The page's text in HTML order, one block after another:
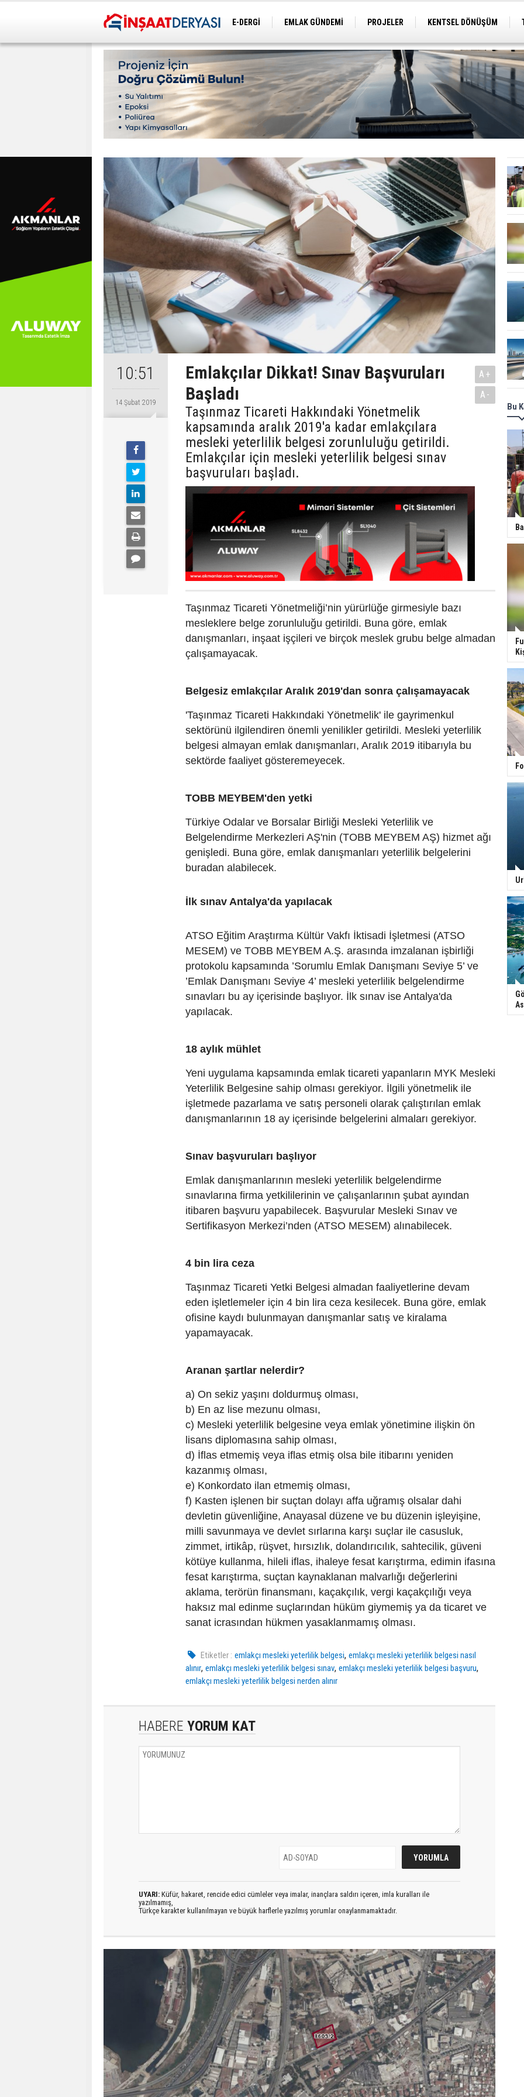
E-DERGİ EMLAK GÜNDEMİ PROJELER KENTSEL DÖNÜŞÜM
10:51
14 Şubat 2019
Emlakçılar Dikkat! Sınav Başvuruları
Başladı
Taşınmaz Ticareti Hakkındaki Yönetmelik
kapsamında aralık 2019'a kadar emlakçılara
mesleki yeterlilik belgesi zorunluluğu getirildi.
Emlakçılar için mesleki yeterlilik belgesi sınav
başvuruları başladı.
A+
A-
Taşınmaz Ticareti Yönetmeliği’nin yürürlüğe girmesiyle bazı
mesleklere belge zorunluluğu getirildi. Buna göre, emlak
danışmanları, inşaat işçileri ve birçok meslek grubu belge almadan
çalışamayacak.
Belgesiz emlakçılar Aralık 2019'dan sonra çalışamayacak
'Taşınmaz Ticareti Hakkındaki Yönetmelik' ile gayrimenkul
sektörünü ilgilendiren önemli yenilikler getirildi. Mesleki yeterlilik
belgesi almayan emlak danışmanları, Aralık 2019 itibarıyla bu
sektörde faaliyet gösteremeyecek.
TOBB MEYBEM'den yetki
Türkiye Odalar ve Borsalar Birliği Mesleki Yeterlilik ve
Belgelendirme Merkezleri AŞ'nin (TOBB MEYBEM AŞ) hizmet ağı
genişledi. Buna göre, emlak danışmanları yeterlilik belgelerini
buradan alabilecek.
İlk sınav Antalya'da yapılacak
ATSO Eğitim Araştırma Kültür Vakfı İktisadi İşletmesi (ATSO
MESEM) ve TOBB MEYBEM A.Ş. arasında imzalanan işbirliği
protokolu kapsamında ’Sorumlu Emlak Danışmanı Seviye 5’ ve
’Emlak Danışmanı Seviye 4’ mesleki yeterlilik belgelendirme
sınavları bu ay içerisinde başlıyor. İlk sınav ise Antalya'da
yapılacak.
18 aylık mühlet
Yeni uygulama kapsamında emlak ticareti yapanların MYK Mesleki
Yeterlilik Belgesine sahip olması gerekiyor. İlgili yönetmelik ile
işletmede pazarlama ve satış personeli olarak çalıştırılan emlak
danışmanlarının 18 ay içerisinde belgelerini almaları gerekiyor.
Sınav başvuruları başlıyor
Emlak danışmanlarının mesleki yeterlilik belgelendirme
sınavlarına firma yetkililerinin ve çalışanlarının şubat ayından
itibaren başvuru yapabilecek. Başvurular Mesleki Sınav ve
Sertifikasyon Merkezi’nden (ATSO MESEM) alınabilecek.
4 bin lira ceza
Taşınmaz Ticareti Yetki Belgesi almadan faaliyetlerine devam
eden işletlemeler için 4 bin lira ceza kesilecek. Buna göre, emlak
ofisine kaydı bulunmayan danışmanlar satış ve kiralama
yapamayacak.
Aranan şartlar nelerdir?
a) On sekiz yaşını doldurmuş olması,
b) En az lise mezunu olması,
c) Mesleki yeterlilik belgesine veya emlak yönetimine ilişkin ön
lisans diplomasına sahip olması,
d) İflas etmemiş veya iflas etmiş olsa bile itibarını yeniden
kazanmış olması,
e) Konkordato ilan etmemiş olması,
f) Kasten işlenen bir suçtan dolayı affa uğramış olsalar dahi
devletin güvenliğine, Anayasal düzene ve bu düzenin işleyişine,
milli savunmaya ve devlet sırlarına karşı suçlar ile casusluk,
zimmet, irtikâp, rüşvet, hırsızlık, dolandırıcılık, sahtecilik, güveni
kötüye kullanma, hileli iflas, ihaleye fesat karıştırma, edimin ifasına
fesat karıştırma, suçtan kaynaklanan malvarlığı değerlerini
aklama, terörün finansmanı, kaçakçılık, vergi kaçakçılığı veya
haksız mal edinme suçlarından hüküm giymemiş ya da ticaret ve
sanat icrasından hükmen yasaklanmamış olması.
Etiketler : emlakçı mesleki yeterlilik belgesi,emlakçı mesleki yeterlilik belgesi nasıl
alınır, emlakçı mesleki yeterlilik belgesi sınav, emlakçı mesleki yeterlilik belgesi başvuru,
emlakçı mesleki yeterlilik belgesi nerden alınır
HABERE YORUM KAT
UYARI: Küfür, hakaret, rencide edici cümleler veya imalar, inançlara saldırı içeren, imla kuralları ile
yazılmamış,
Türkçe karakter kullanılmayan ve büyük harflerle yazılmış yorumlar onaylanmamaktadır.
Bu